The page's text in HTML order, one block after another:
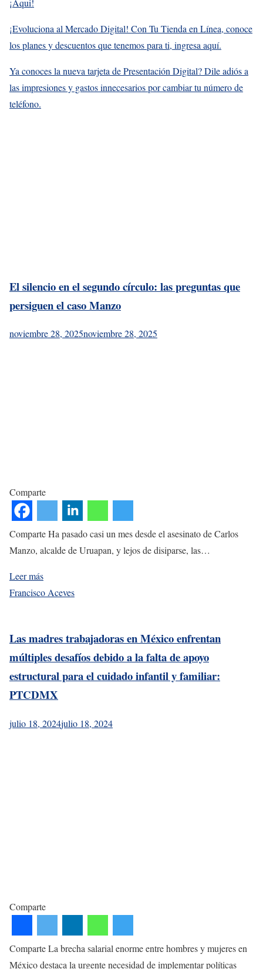
¡Aqui!
¡Evoluciona al Mercado Digital! Con Tu Tienda en Línea, conoce
los planes y descuentos que tenemos para ti, ingresa aquí.
Ya conoces la nueva tarjeta de Presentación Digital? Dile adiós a
las impresiones y gastos innecesarios por cambiar tu número de
teléfono.
El silencio en el segundo círculo: las preguntas que
persiguen el caso Manzo
noviembre 28, 2025noviembre 28, 2025
Comparte
Comparte Ha pasado casi un mes desde el asesinato de Carlos
Manzo, alcalde de Uruapan, y lejos de disiparse, las…
Leer más
Francisco Aceves
Las madres trabajadoras en México enfrentan
múltiples desafíos debido a la falta de apoyo
estructural para el cuidado infantil y familiar:
PTCDMX
julio 18, 2024julio 18, 2024
Comparte
Comparte La brecha salarial enorme entre hombres y mujeres en
México destaca la urgente necesidad de implementar políticas